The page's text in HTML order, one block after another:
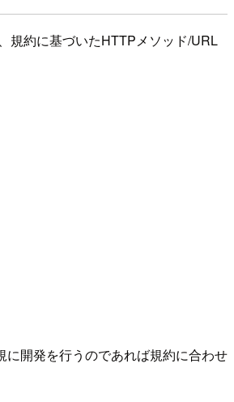
規約に基づいたHTTPメソッド/URL
開発を行うのであれば規約に合わせ